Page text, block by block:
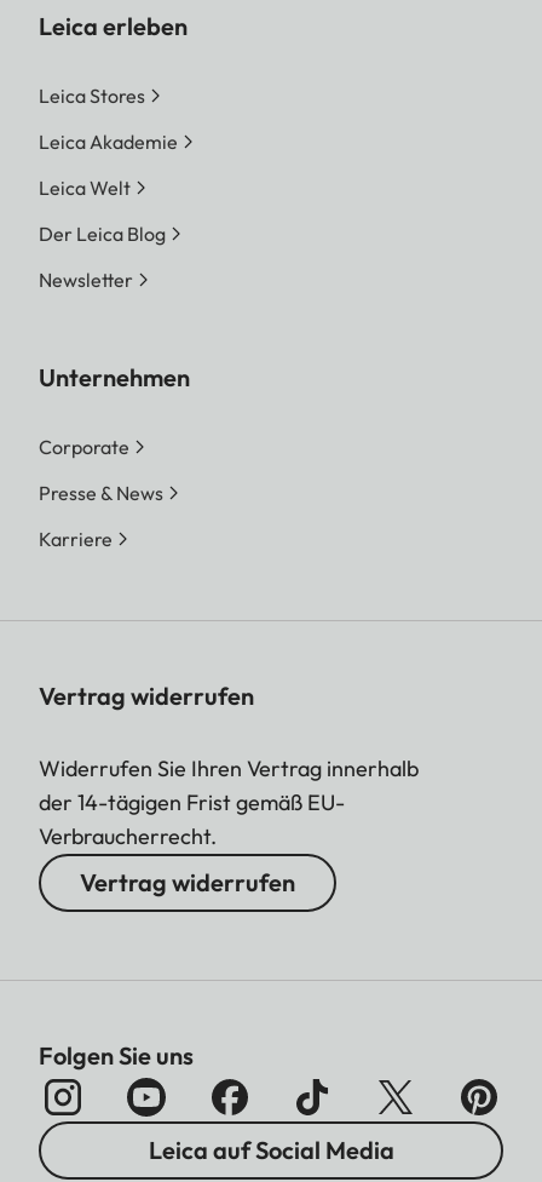
Leica erleben
Leica Stores
Leica Akademie
Leica Welt
Der Leica Blog
Newsletter
Unternehmen
Corporate
Presse & News
Karriere
Vertrag widerrufen
Widerrufen Sie Ihren Vertrag innerhalb
der 14-tägigen Frist gemäß EU-
Verbraucherrecht.
Vertrag widerrufen
Folgen Sie uns
Leica auf Social Media